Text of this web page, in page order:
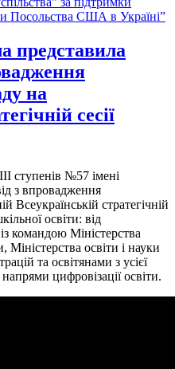
Посольства США в Україні”
представила
на
сесії
ступенів №57 імені
з впровадження
Всеукраїнській стратегічній
освіти: від
командою Міністерства
освіти і науки
та освітянами з усієї
цифровізації освіти.